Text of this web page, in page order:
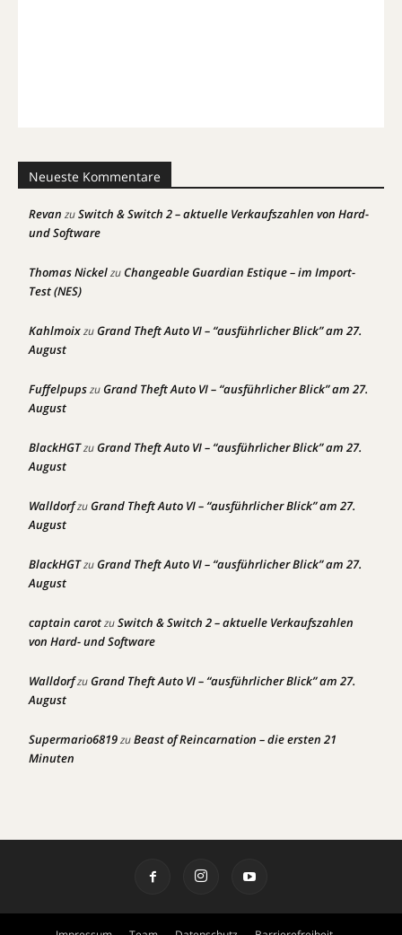
Neueste Kommentare
Revan zuSwitch & Switch 2 – aktuelle Verkaufszahlen von Hard-
und Software
Thomas NickelzuChangeable Guardian Estique – im Import-
Test (NES)
KahlmoixzuGrand Theft Auto VI – “ausführlicher Blick” am 27.
August
FuffelpupszuGrand Theft Auto VI – “ausführlicher Blick” am 27.
August
BlackHGTzuGrand Theft Auto VI – “ausführlicher Blick” am 27.
August
WalldorfzuGrand Theft Auto VI – “ausführlicher Blick” am 27.
August
BlackHGTzuGrand Theft Auto VI – “ausführlicher Blick” am 27.
August
captain carotzuSwitch & Switch 2 – aktuelle Verkaufszahlen
von Hard- und Software
WalldorfzuGrand Theft Auto VI – “ausführlicher Blick” am 27.
August
Supermario6819zuBeast of Reincarnation – die ersten 21
Minuten